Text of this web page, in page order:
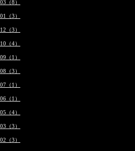
（8）
（3）
（3）
（4）
（1）
（3）
（1）
（1）
（4）
（3）
（3）